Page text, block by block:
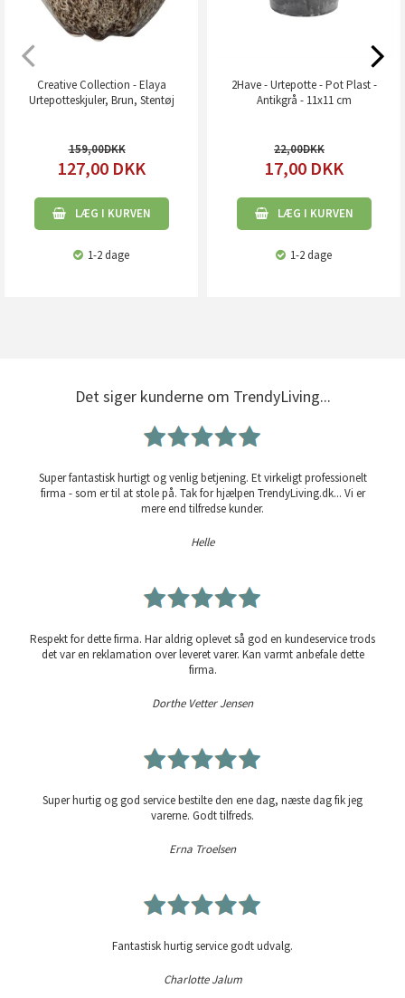
Creative Collection - Elaya
Urtepotteskjuler, Brun, Stentøj
159,00
127,00 DKK
LÆG I KURVEN
1-2 dage
2Have - Urtepotte - Pot Plast -
Antikgrå - 11x11 cm
22,00
17,00 DKK
LÆG I KURVEN
1-2 dage
Det siger kunderne om TrendyLiving...
Super fantastisk hurtigt og venlig betjening. Et virkeligt professionelt
firma - som er til at stole på. Tak for hjælpen TrendyLiving.dk... Vi er
mere end tilfredse kunder.
Helle
Respekt for dette firma. Har aldrig oplevet så god en kundeservice trods
det var en reklamation over leveret varer. Kan varmt anbefale dette
firma.
Dorthe Vetter Jensen
Super hurtig og god service bestilte den ene dag, næste dag fik jeg
varerne. Godt tilfreds.
Erna Troelsen
Fantastisk hurtig service godt udvalg.
Charlotte Jalum